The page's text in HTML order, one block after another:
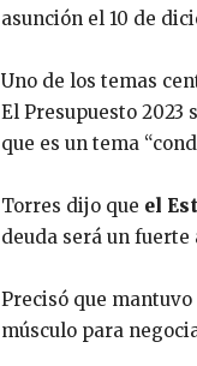
asunción el 10 de
Uno de los temas
El Presupuesto 2023
que es un tema
Torres dijo que el
deuda será un
Precisó que
músculo para